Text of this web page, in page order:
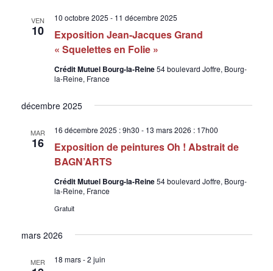
VEN
10
Exposition Jean-Jacques Grand
« Squelettes en Folie »
10 octobre 2025 - 11 décembre 2025
Crédit Mutuel Bourg-la-Reine54 boulevard Joffre, Bourg-
la-Reine, France
décembre 2025
MAR
16
Exposition de peintures Oh ! Abstrait de
BAGN’ARTS
16 décembre 2025 : 9h30 - 13 mars 2026 : 17h00
Crédit Mutuel Bourg-la-Reine54 boulevard Joffre, Bourg-
la-Reine, France
Gratuit
mars 2026
MER 18 mars-2 juin